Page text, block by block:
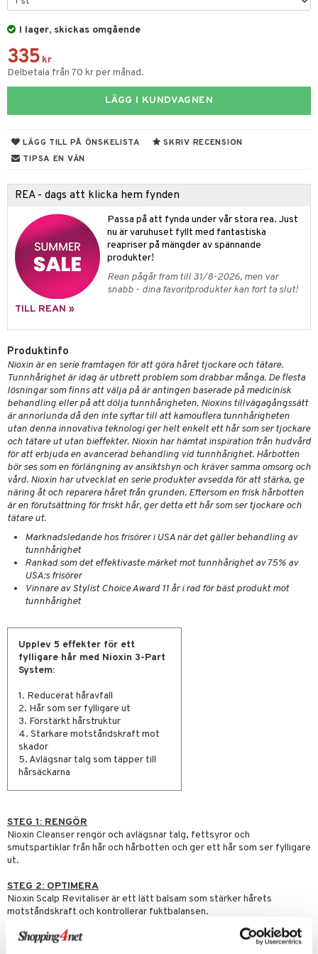
I lager, skickas omgående
335 kr
Delbetala från 70 kr per månad.
LÄGG I KUNDVAGNEN
LÄGG TILL PÅ ÖNSKELISTA
SKRIV RECENSION
TIPSA EN VÄN
REA - dags att klicka hem fynden
Passa på att fynda under vår stora rea. Just
nu är varuhuset fyllt med fantastiska
reapriser på mängder av spännande
produkter!
Rean pågår fram till 31/8-2026, men var
snabb - dina favoritprodukter kan fort ta slut!
TILL REAN »
Produktinfo
Nioxin är en serie framtagen för att göra håret tjockare och tätare.
Tunnhårighet är idag är utbrett problem som drabbar många. De flesta
lösningar som finns att välja på är antingen baserade på medicinisk
behandling eller på att dölja tunnhårigheten. Nioxins tillvägagångssätt
är annorlunda då den inte syftar till att kamouflera tunnhårigheten
utan denna innovativa teknologi ger helt enkelt ett hår som ser tjockare
och tätare ut utan bieffekter. Nioxin har hämtat inspiration från hudvård
för att erbjuda en avancerad behandling vid tunnhårighet. Hårbotten
bör ses som en förlängning av ansiktshyn och kräver samma omsorg och
vård. Nioxin har utvecklat en serie produkter avsedda för att stärka, ge
näring åt och reparera håret från grunden. Eftersom en frisk hårbotten
är en förutsättning för friskt hår, ger detta ett hår som ser tjockare och
tätare ut.
Marknadsledande hos frisörer i USA när det gäller behandling av
tunnhårighet
Rankad som det effektivaste märket mot tunnhårighet av 75% av
USA:s frisörer
Vinnare av Stylist Choice Award 11 år i rad för bäst produkt mot
tunnhårighet
Upplev 5 effekter för ett
fylligare hår med Nioxin 3-Part
System:
1. Reducerat håravfall
2. Hår som ser fylligare ut
3. Förstärkt hårstruktur
4. Starkare motståndskraft mot
skador
5. Avlägsnar talg som täpper till
hårsäckarna
STEG 1: RENGÖR
Nioxin Cleanser rengör och avlägsnar talg, fettsyror och
smutspartiklar från hår och hårbotten och ger ett hår som ser fylligare
ut.
STEG 2: OPTIMERA
Nioxin Scalp Revitaliser är ett lätt balsam som stärker hårets
motståndskraft och kontrollerar fuktbalansen.
STEG 3: BEHANDLA
hy
/ Kajal
up
utan sol
& tvål
Set
& Baby
& Rumsdoft
de parfum
de toilettetrimmers
produkter
& Mustasch
utan sol
& tvål
shave balm
shave lotion
de cologne
de toilette
2: Exfoliering
3: Fukt
och masker
och kroppsvård
och läppvård
up penslar
Elixir
Happy
Happy For Men
till män
och skydd
och rengöring
svar